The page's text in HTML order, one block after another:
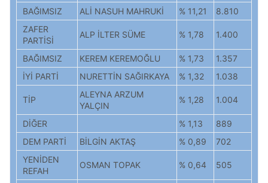
BAĞIMSIZ
ALİ NASUH MAHRUKİ % 11,21
8.810
ZAFER
PARTİSİ
ALP İLTER SÜME % 1,78 1.400
BAĞIMSIZ KEREM KEREMOĞLU % 1,73
1.357
İYİ PARTİ
NURETTİN SAĞIRKAYA % 1,32 1.038
TİP
ALEYNA ARZUM
YALÇIN
% 1,28 1.004
DİĞER % 1,13
889
DEM PARTİ
BİLGİN AKTAŞ % 0,89
702
YENİDEN
REFAH
OSMAN TOPAK % 0,64 505